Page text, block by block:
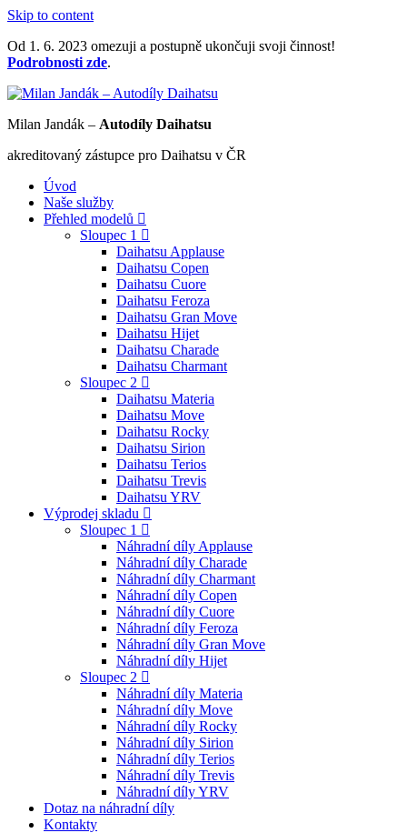
Skip to content
Od 1. 6. 2023 omezuji a postupně ukončuji svoji činnost!
Podrobnosti zde.
Milan Jandák – Autodíly Daihatsu
akreditovaný zástupce pro Daihatsu v ČR
Úvod
Naše služby
Přehled modelů
Sloupec 1
Daihatsu Applause
Daihatsu Copen
Daihatsu Cuore
Daihatsu Feroza
Daihatsu Gran Move
Daihatsu Hijet
Daihatsu Charade
Daihatsu Charmant
Sloupec 2
Daihatsu Materia
Daihatsu Move
Daihatsu Rocky
Daihatsu Sirion
Daihatsu Terios
Daihatsu Trevis
Daihatsu YRV
Výprodej skladu
Sloupec 1
Náhradní díly Applause
Náhradní díly Charade
Náhradní díly Charmant
Náhradní díly Copen
Náhradní díly Cuore
Náhradní díly Feroza
Náhradní díly Gran Move
Náhradní díly Hijet
Sloupec 2
Náhradní díly Materia
Náhradní díly Move
Náhradní díly Rocky
Náhradní díly Sirion
Náhradní díly Terios
Náhradní díly Trevis
Náhradní díly YRV
Dotaz na náhradní díly
Kontakty